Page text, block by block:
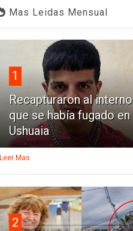
Mas Leidas Mensual
1
Recapturaron al interno
que se había fugado en
Ushuaia
Leer Mas
2